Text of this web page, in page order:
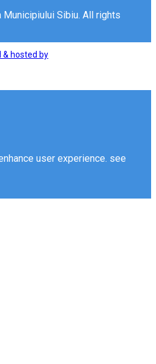
Sibiu. All rights
hosted by
user experience. see